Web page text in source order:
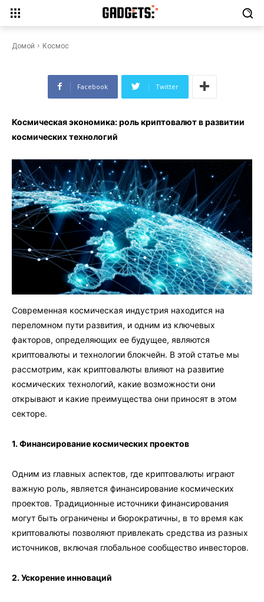
Домой Космос
криптовалют в развитии
Facebook Twitter
Космическая экономика: роль криптовалют в развитии
космических технологий
Современная космическая индустрия находится на
переломном пути развития, и одним из ключевых
факторов, определяющих ее будущее, являются
криптовалюты и технологии блокчейн. В этой статье мы
рассмотрим, как криптовалюты влияют на развитие
космических технологий, какие возможности они
открывают и какие преимущества они приносят в этом
секторе.
1. Финансирование космических проектов
Одним из главных аспектов, где криптовалюты играют
важную роль, является финансирование космических
проектов. Традиционные источники финансирования
могут быть ограничены и бюрократичны, в то время как
криптовалюты позволяют привлекать средства из разных
источников, включая глобальное сообщество инвесторов.
2. Ускорение инноваций